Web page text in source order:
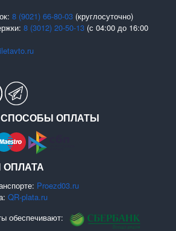
8 (9021) 66-80-03 (круглосуточно)
8 (3012) 20-50-13 (с 04:00 до 16:00
ОПЛАТЫ
ОПЛАТА
Proezd03.ru
QR-plata.ru
обеспечивают: